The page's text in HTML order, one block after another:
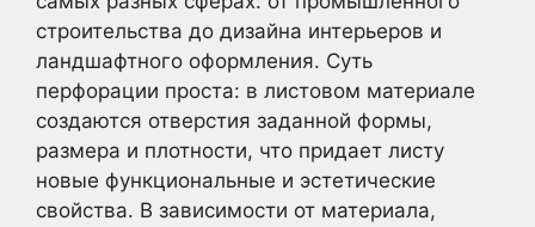
строительства до дизайна интерьеров и
ландшафтного оформления. Суть
перфорации проста: в листовом материале
создаются отверстия заданной формы,
размера и плотности, что придает листу
новые функциональные и эстетические
свойства. В зависимости от материала,